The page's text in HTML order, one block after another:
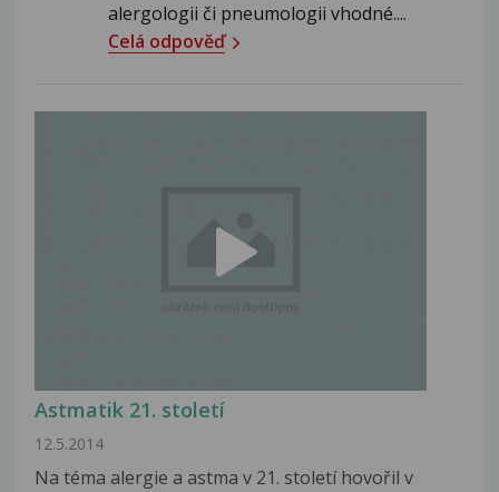
alergologii či pneumologii vhodné....
Celá odpověď
Astmatik 21. století
12.5.2014
Na téma alergie a astma v 21. století hovořil v